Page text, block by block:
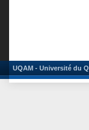
UQAM - Université du